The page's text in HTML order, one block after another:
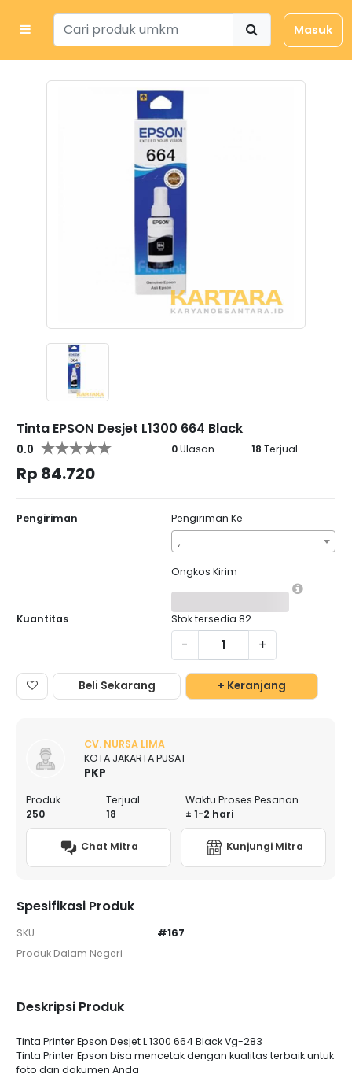
Masuk
Tinta EPSON Desjet L1300 664 Black
0.0 0Ulasan 18 Terjual
Rp 84.720
Pengiriman
Pengiriman Ke
,
Ongkos Kirim
Kuantitas Stok tersedia 82
- +
Beli Sekarang + Keranjang
CV. NURSA LIMA
KOTA JAKARTA PUSAT
PKP
Produk
250
Terjual
18
Waktu Proses Pesanan
± 1-2 hari
Chat Mitra Kunjungi Mitra
Spesifikasi Produk
SKU
#167
Produk Dalam Negeri
Deskripsi Produk
Tinta Printer Epson Desjet L 1300 664 Black Vg-283
Tinta Printer Epson bisa mencetak dengan kualitas terbaik untuk
foto dan dokumen Anda